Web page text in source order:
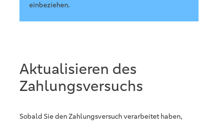
einbeziehen.
Aktualisieren des
Zahlungsversuchs
Sobald Sie den Zahlungsversuch verarbeitet haben,